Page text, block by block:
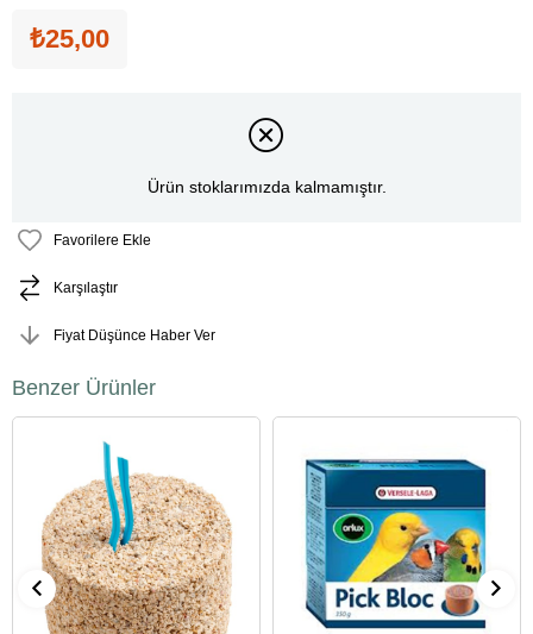
₺25,00
Ürün stoklarımızda kalmamıştır.
Favorilere Ekle
Karşılaştır
Fiyat Düşünce Haber Ver
Benzer Ürünler